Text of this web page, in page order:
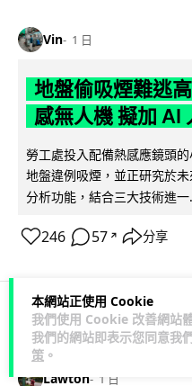
本網站正使用 Cookie
我們使用 Cookie 改善網站
我們的網站即表示您同意我
策 。
Vin 1 日
地盤偷吸煙難逃
感無人機 擬加 AI
勞工處投入配備熱感應鏡頭
地盤違例吸煙，並正研究於
分析功能，結合三大技術進一
246 57 ↗ 分享
人工智能
Lawton 1 日